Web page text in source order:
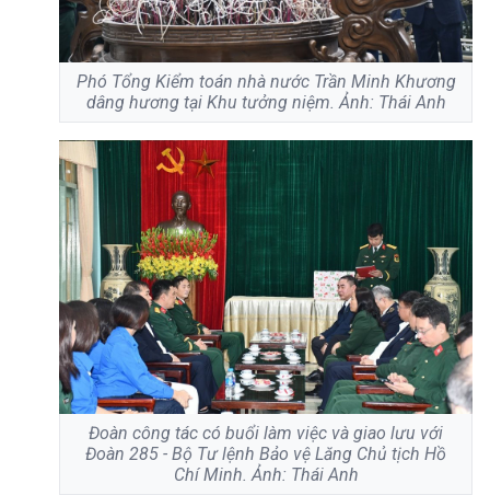
Phó Tổng Kiểm toán nhà nước Trần Minh Khương
dâng hương tại Khu tưởng niệm. Ảnh: Thái Anh
Đoàn công tác có buổi làm việc và giao lưu với
Đoàn 285 - Bộ Tư lệnh Bảo vệ Lăng Chủ tịch Hồ
Chí Minh. Ảnh: Thái Anh